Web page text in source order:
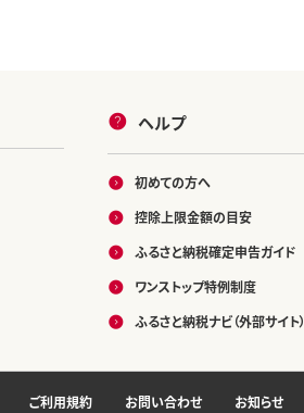
ヘルプ
初めての方へ
控除上限金額の目安
ふるさと納税確定申告ガイド
ワンストップ特例制度
ふるさと納税ナビ（外部サイト）
ご利用規約 お問い合わせ お知らせ